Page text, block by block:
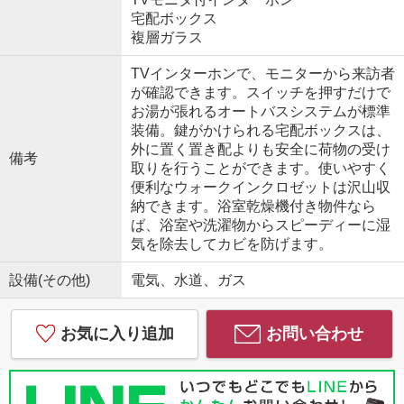
宅配ボックス
複層ガラス
備考
TVインターホンで、モニターから来訪者
が確認できます。スイッチを押すだけで
お湯が張れるオートバスシステムが標準
装備。鍵がかけられる宅配ボックスは、
外に置く置き配よりも安全に荷物の受け
取りを行うことができます。使いやすく
便利なウォークインクロゼットは沢山収
納できます。浴室乾燥機付き物件なら
ば、浴室や洗濯物からスピーディーに湿
気を除去してカビを防げます。
設備(その他) 電気、水道、ガス
お気に入り追加 お問い合わせ